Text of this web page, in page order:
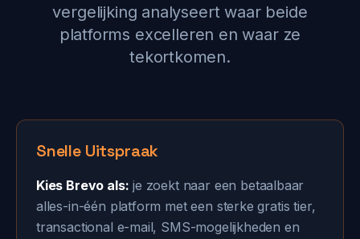
vergelijking analyseert waar beide
platforms excelleren en waar ze
tekortkomen.
Snelle Uitspraak
Kies Brevo als: je zoekt naar een betaalbaar
alles-in-één platform met een sterke gratis tier,
transactional e-mail, SMS-mogelijkheden en